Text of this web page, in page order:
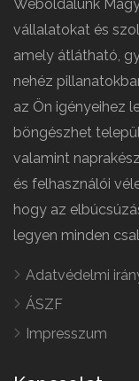
Weboldalunk
vállalatokat és
amely átlátható,
nehéz
az Ön igényeihez
böngészhet
valamint
és felhasználói
hogy az
legyen minden
Adatvédelmi
ÁSZF
Impresszum